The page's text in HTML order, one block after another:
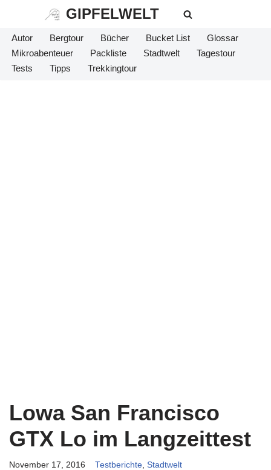
Zum
GIPFELWELT
Autor Bergtour Bücher Bucket List
Glossar
Mikroabenteuer
Packliste Stadtwelt
Tagestour
Tests
Tipps Trekkingtour
Lowa San Francisco
GTX Lo im Langzeittest
November 17, 2016 Testberichte, Stadtwelt